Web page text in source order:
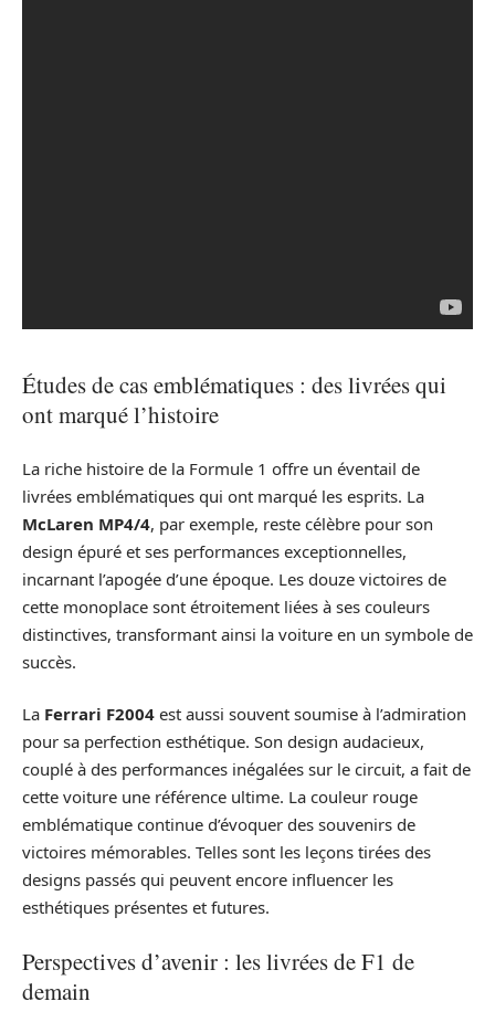
Études de cas emblématiques : des livrées qui
ont marqué l’histoire
La riche histoire de la Formule 1 offre un éventail de
livrées emblématiques qui ont marqué les esprits. La
McLaren MP4/4, par exemple, reste célèbre pour son
design épuré et ses performances exceptionnelles,
incarnant l’apogée d’une époque. Les douze victoires de
cette monoplace sont étroitement liées à ses couleurs
distinctives, transformant ainsi la voiture en un symbole de
succès.
La Ferrari F2004 est aussi souvent soumise à l’admiration
pour sa perfection esthétique. Son design audacieux,
couplé à des performances inégalées sur le circuit, a fait de
cette voiture une référence ultime. La couleur rouge
emblématique continue d’évoquer des souvenirs de
victoires mémorables. Telles sont les leçons tirées des
designs passés qui peuvent encore influencer les
esthétiques présentes et futures.
Perspectives d’avenir : les livrées de F1 de
demain